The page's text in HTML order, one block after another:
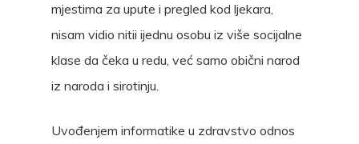
mjestima za upute i pregled kod ljekara,
nisam vidio nitii ijednu osobu iz više socijalne
klase da čeka u redu, već samo obični narod
iz naroda i sirotinju.
Uvođenjem informatike u zdravstvo odnos